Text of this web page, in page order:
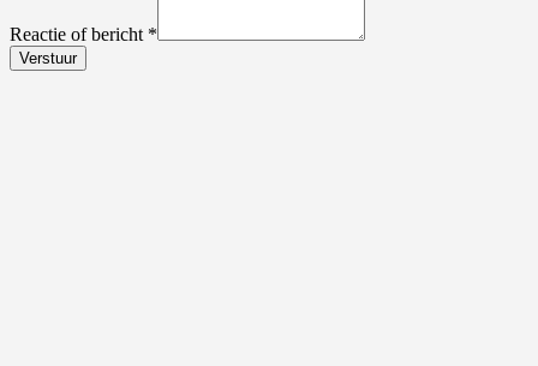
Reactie of bericht *
Verstuur